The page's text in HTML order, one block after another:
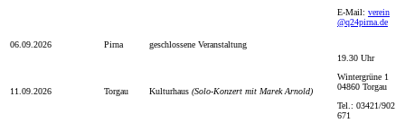
E-Mail: verein
@q24pirna.de
06.09.2026 Pirna geschlossene Veranstaltung
11.09.2026 Torgau Kulturhaus (Solo-Konzert mit Marek Arnold)
19.30 Uhr
Wintergrüne 1
04860 Torgau
Tel.: 03421/902
671